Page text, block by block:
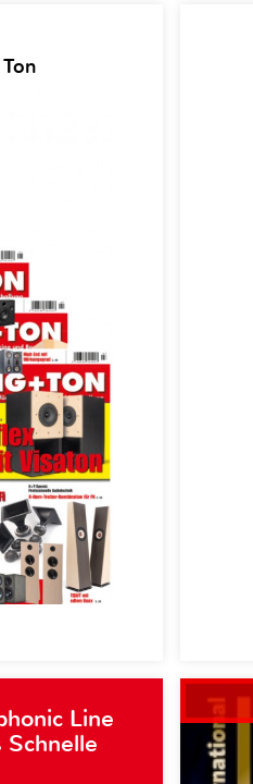
Line